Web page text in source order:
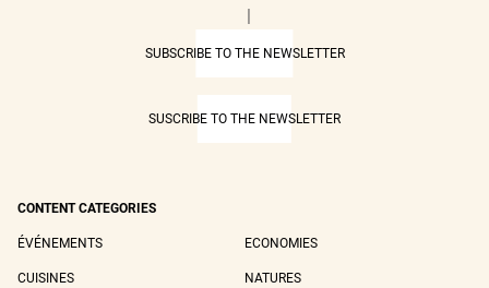
|
SUBSCRIBE TO THE NEWSLETTER
SUSCRIBE TO THE NEWSLETTER
CONTENT CATEGORIES
ÉVÉNEMENTS ECONOMIES
CUISINES NATURES